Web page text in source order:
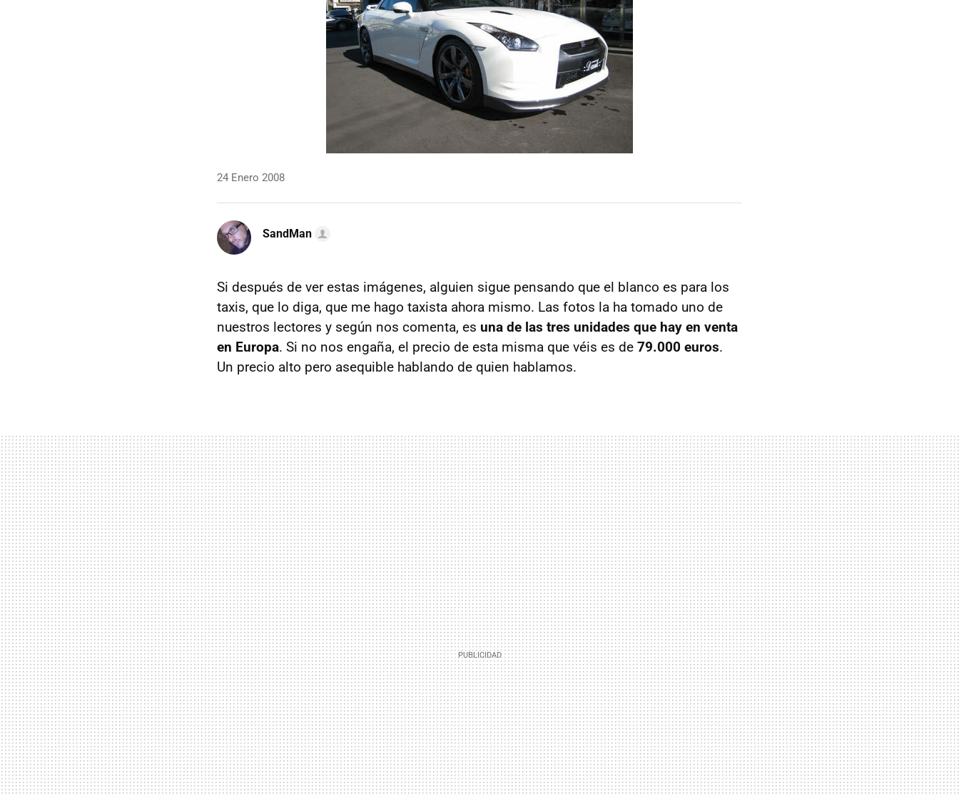
24 Enero 2008
SandMan
Si después de ver estas imágenes, alguien sigue pensando que el blanco es para los
taxis, que lo diga, que me hago taxista ahora mismo. Las fotos la ha tomado uno de
nuestros lectores y según nos comenta, es una de las tres unidades que hay en venta
en Europa. Si no nos engaña, el precio de esta misma que véis es de 79.000 euros.
Un precio alto pero asequible hablando de quien hablamos.